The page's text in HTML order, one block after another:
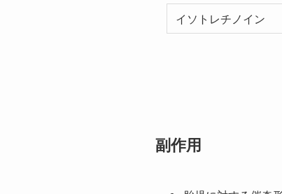
イソトレチノイン
副作用